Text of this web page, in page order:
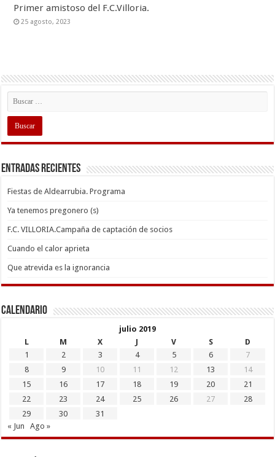
Primer amistoso del F.C.Villoria.
25 agosto, 2023
Entradas recientes
Fiestas de Aldearrubia. Programa
Ya tenemos pregonero (s)
F.C. VILLORIA.Campaña de captación de socios
Cuando el calor aprieta
Que atrevida es la ignorancia
Calendario
julio 2019
L
M X J V S
D
1
2 3 4 5 6
7
8
9 10 11 12 13
14
15
16 17 18 19 20
21
22
23 24 25 26 27
28
29
30
31
« Jun
Ago »